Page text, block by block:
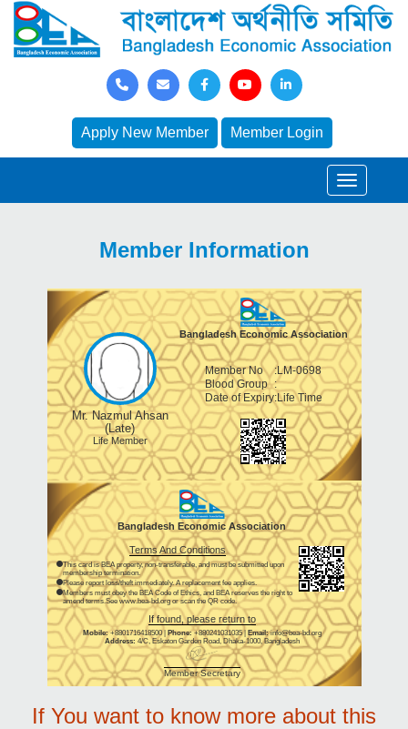
Apply New Member Member Login
Member Information
Mr. Nazmul Ahsan
(Late)
Life Member
Bangladesh Economic Association
Member No :LM-0698
Blood Group :
Date of Expiry:Life Time
Bangladesh Economic Association
Terms And Conditions
This card is BEA property, non-transferable, and must be submitted upon
membership termination.
Please report loss/theft immediately. A replacement fee applies.
Members must obey the BEA Code of Ethics, and BEA reserves the right to
amend terms.See www.bea-bd.org or scan the QR code.
If found, please return to
Mobile:+8801716418500 | Phone:+880241031035 | Email:info@bea-bd.org
Address: 4/C, Eskaton Garden Road, Dhaka-1000, Bangladesh
Member Secretary
If You want to know more about this